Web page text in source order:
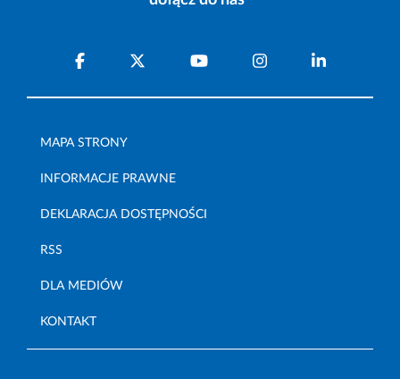
MAPA STRONY
INFORMACJE PRAWNE
DEKLARACJA DOSTĘPNOŚCI
RSS
DLA MEDIÓW
KONTAKT